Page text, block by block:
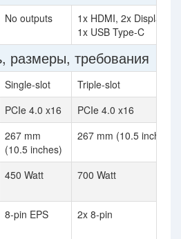
No outputs
1x HDMI, 2x
1x USB Type-C
размеры, требования
Single-slot
Triple-slot
PCIe 4.0 x16
PCIe 4.0 x16
267 mm
(10.5 inches)
267 mm (10.5 inches)
450 Watt 700 Watt
8-pin EPS 2x 8-pin